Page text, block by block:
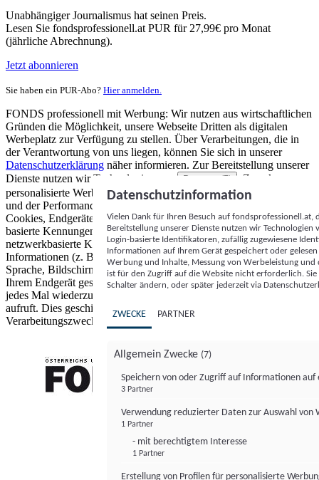
Unabhängiger Journalismus hat seinen Preis.
Lesen Sie fondsprofessionell.at PUR für 27,99€ pro Monat
(jährliche Abrechnung).
Jetzt abonnieren
Sie haben ein PUR-Abo? Hier anmelden.
FONDS professionell mit Werbung: Wir nutzen aus wirtschaftlichen
Gründen die Möglichkeit, unsere Webseite Dritten als digitalen
Werbeplatz zur Verfügung zu stellen. Über Verarbeitungen, die in
der Verantwortung von uns liegen, können Sie sich in unserer
Datenschutzerklärung näher informieren. Zur Bereitstellung unserer
Dienste nutzen wir Technologien von
Partnern (5)
. Zwecke:
personalisierte Werbung und Inhalte, Messung von Werbeleistung
und der Performance von Inhalten sowie Zielgruppenforschung.
Cookies, Endgeräte- oder ähnliche Online-Kennungen (z. B. login-
basierte Kennungen, zufällig generierte Kennungen,
netzwerkbasierte Kennungen) können zusammen mit anderen
Informationen (z. B. Browsertyp und Browserinformationen,
Sprache, Bildschirmgröße, unterstützte Technologien usw.) auf
Ihrem Endgerät gespeichert oder von dort ausgelesen werden, um es
jedes Mal wiederzuerkennen, wenn es eine App oder einer Webseite
aufruft. Dies geschieht für einen oder mehrere der hier aufgeführten
Verarbeitungszwecke.
Datenschutzinformation
Vielen Dank für Ihren Besuch auf
Bereitstellung unserer Dienste nutzen wir Technologien
Login-basierte Identifikatoren, zufällig zugewiesene
Informationen auf Ihrem Gerät gespeichert oder
Werbung und Inhalte, Messung von Werbeleistung
ist für den Zugriff auf die Website nicht erforderlich.
Schalter ändern, oder später jederzeit via
ZWECKE PARTNER
Allgemein Zwecke (7)
Speichern von oder Zugriff auf Informationen auf
3 Partner
Verwendung reduzierter Daten zur Auswahl von
1 Partner
- mit berechtigtem Interesse
1 Partner
Erstellung von Profilen für personalisierte
FONDS professionell